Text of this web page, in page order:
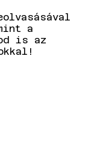
a
is az